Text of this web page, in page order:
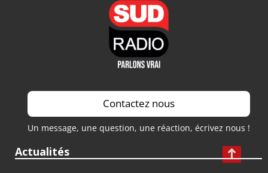
Contactez nous
Un message, une question, une réaction, écrivez nous !
Actualités